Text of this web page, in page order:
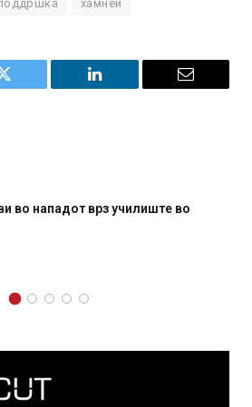
хамнеи
Twitter LinkedIn Email
во
СОЗИС: Украинците